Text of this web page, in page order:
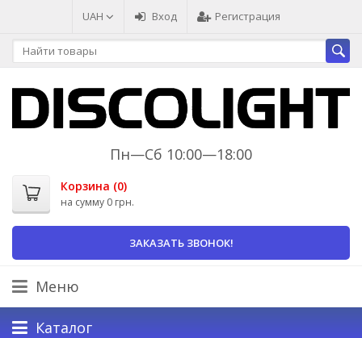
UAH Вход Регистрация
Пн—Сб 10:00—18:00
Корзина (0)
на сумму 0 грн.
ЗАКАЗАТЬ ЗВОНОК!
Меню
Каталог